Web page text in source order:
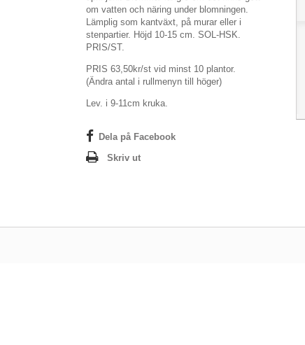
om vatten och näring under blomningen.
Lämplig som kantväxt, på murar eller i
stenpartier. Höjd 10-15 cm. SOL-HSK.
PRIS/ST.
PRIS 63,50kr/st vid minst 10 plantor.
(Ändra antal i rullmenyn till höger)
Lev. i 9-11cm kruka.
Dela på Facebook
Skriv ut